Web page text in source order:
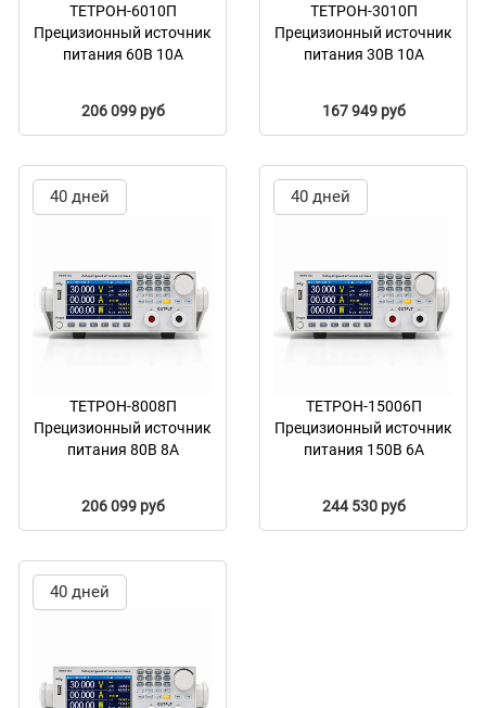
ТЕТРОН-6010П
Прецизионный источник
питания 60В 10А
206 099 руб
ТЕТРОН-3010П
Прецизионный источник
питания 30В 10А
167 949 руб
40 дней
ТЕТРОН-8008П
Прецизионный источник
питания 80В 8А
206 099 руб
40 дней
ТЕТРОН-15006П
Прецизионный источник
питания 150В 6А
244 530 руб
40 дней